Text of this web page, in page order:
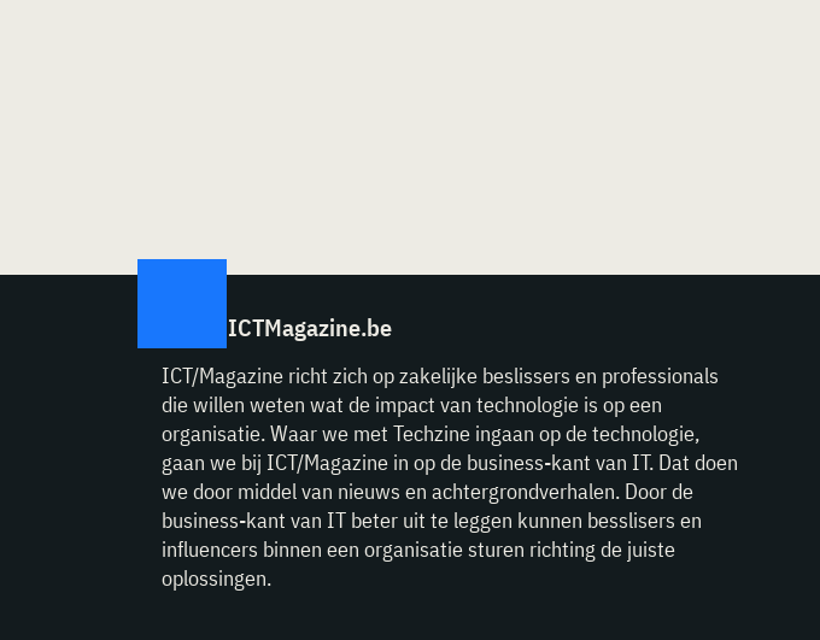
ICTMagazine.be
ICT/Magazine richt zich op zakelijke beslissers en professionals
die willen weten wat de impact van technologie is op een
organisatie. Waar we met Techzine ingaan op de technologie,
gaan we bij ICT/Magazine in op de business-kant van IT. Dat doen
we door middel van nieuws en achtergrondverhalen. Door de
business-kant van IT beter uit te leggen kunnen besslisers en
influencers binnen een organisatie sturen richting de juiste
oplossingen.